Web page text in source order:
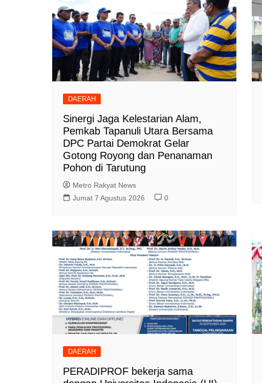
DAERAH
‎Sinergi Jaga Kelestarian Alam,
Pemkab Tapanuli Utara Bersama
DPC Partai Demokrat Gelar
Gotong Royong dan Penanaman
Pohon di Tarutung
Metro Rakyat News
Jumat 7 Agustus 2026
0
DAERAH
PERADIPROF bekerja sama